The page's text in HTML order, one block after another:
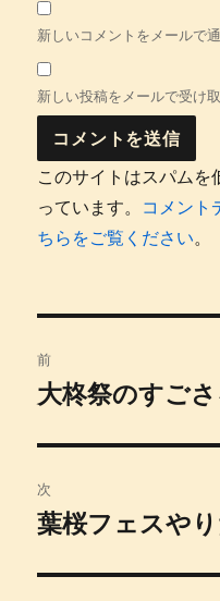
新しいコメントをメールで
新しい投稿をメールで受け
このサイトはスパム
っています。 コメント
ちらをご覧ください。
稿
ビ
ゲ
ー
前
前
投
稿:
大柊祭のすご
次
次
投
葉桜フェスや